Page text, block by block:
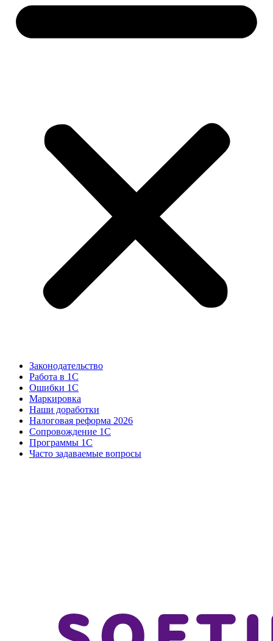
Законодательство
Работа в 1С
Ошибки 1С
Маркировка
Наши доработки
Налоговая реформа 2026
Сопровождение 1С
Программы 1С
Часто задаваемые вопросы